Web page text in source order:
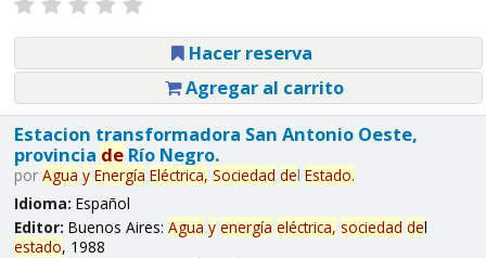
Hacer reserva
Agregar al carrito
Estacion transformadora San Antonio Oeste,
provincia deRío Negro.
por Agua y Energía Eléctrica, Sociedad del Estado.
Idioma: Español
Editor: Buenos Aires: Agua y energía eléctrica, sociedad del
estado, 1988